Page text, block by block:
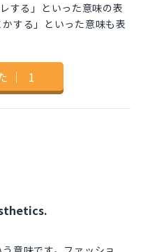
する」といった意味の表
する」といった意味も表
｜ 1